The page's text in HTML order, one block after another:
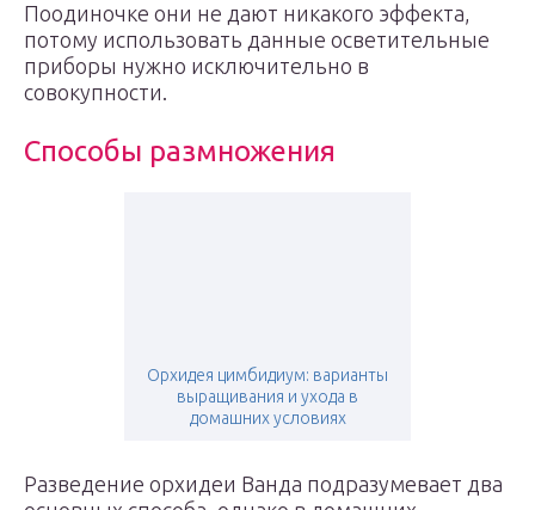
Поодиночке они не дают никакого эффекта,
потому использовать данные осветительные
приборы нужно исключительно в
совокупности.
Способы размножения
Орхидея цимбидиум: варианты
выращивания и ухода в
домашних условиях
Разведение орхидеи Ванда подразумевает два